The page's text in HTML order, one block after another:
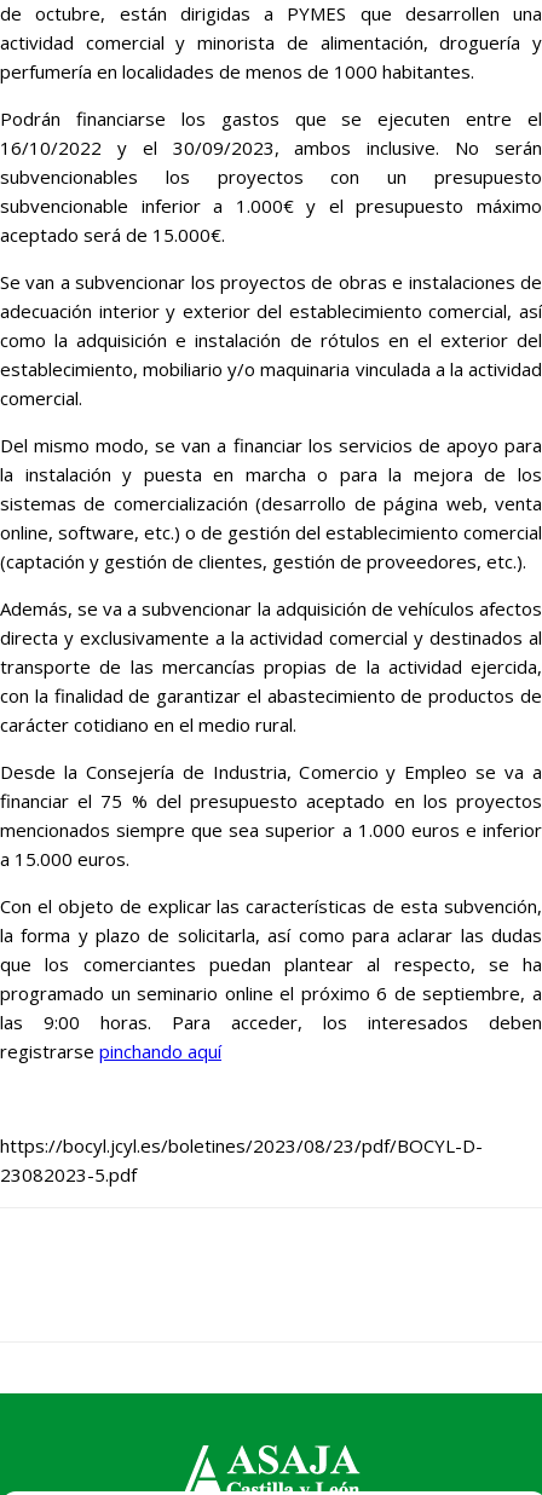
de octubre, están dirigidas a PYMES que desarrollen una
actividad comercial y minorista de alimentación, droguería y
perfumería en localidades de menos de 1000 habitantes.
Podrán financiarse los gastos que se ejecuten entre el
16/10/2022 y el 30/09/2023, ambos inclusive. No serán
subvencionables los proyectos con un presupuesto
subvencionable inferior a 1.000€ y el presupuesto máximo
aceptado será de 15.000€.
Se van a subvencionar los proyectos de obras e instalaciones de
adecuación interior y exterior del establecimiento comercial, así
como la adquisición e instalación de rótulos en el exterior del
establecimiento, mobiliario y/o maquinaria vinculada a la actividad
comercial.
Del mismo modo, se van a financiar los servicios de apoyo para
la instalación y puesta en marcha o para la mejora de los
sistemas de comercialización (desarrollo de página web, venta
online, software, etc.) o de gestión del establecimiento comercial
(captación y gestión de clientes, gestión de proveedores, etc.).
Además, se va a subvencionar la adquisición de vehículos afectos
directa y exclusivamente a la actividad comercial y destinados al
transporte de las mercancías propias de la actividad ejercida,
con la finalidad de garantizar el abastecimiento de productos de
carácter cotidiano en el medio rural.
Desde la Consejería de Industria, Comercio y Empleo se va a
financiar el 75 % del presupuesto aceptado en los proyectos
mencionados siempre que sea superior a 1.000 euros e inferior
a 15.000 euros.
Con el objeto de explicar las características de esta subvención,
la forma y plazo de solicitarla, así como para aclarar las dudas
que los comerciantes puedan plantear al respecto, se ha
programado un seminario online el próximo 6 de septiembre, a
las 9:00 horas. Para acceder, los interesados deben
registrarse pinchando aquí
https://bocyl.jcyl.es/boletines/2023/08/23/pdf/BOCYL-D-
23082023-5.pdf